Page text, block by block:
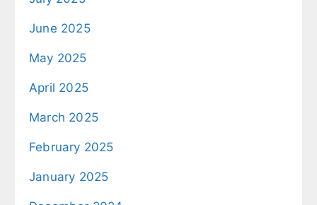
June 2025
May 2025
April 2025
March 2025
February 2025
January 2025